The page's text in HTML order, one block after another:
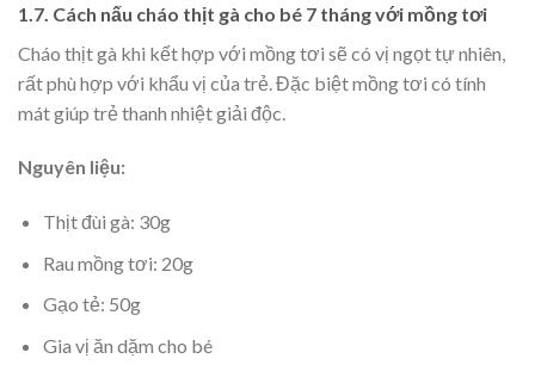
1.7. Cách nấu cháo thịt gà cho bé 7 tháng với mồng tơi
Cháo thịt gà khi kết hợp với mồng tơi sẽ có vị ngọt tự nhiên,
rất phù hợp với khẩu vị của trẻ. Đặc biệt mồng tơi có tính
mát giúp trẻ thanh nhiệt giải độc.
Nguyên liệu:
Thịt đùi gà: 30g
Rau mồng tơi: 20g
Gạo tẻ: 50g
Gia vị ăn dặm cho bé